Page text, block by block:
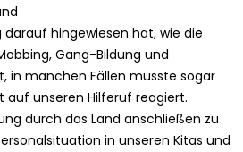
hingewiesen hat, wie die
Gang-Bildung und
in manchen Fällen musste sogar
auf unseren Hilferuf reagiert.
durch das Land anschließen zu
in unseren Kitas und